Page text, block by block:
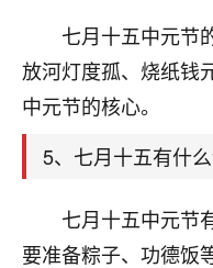
七月十五中元节
放河灯度孤、烧纸钱
中元节的核心。
5、七月十五有什
七月十五中元节
要准备粽子、功德饭
大学，只要能安安
康康的我就很知足
鹿森：可怜天下
3小时前 来自河北
我是公司人事调整
三个，找老师的时